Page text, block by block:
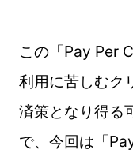
この「Pay Per
利用に苦しむク
済策となり得る
で、今回は「